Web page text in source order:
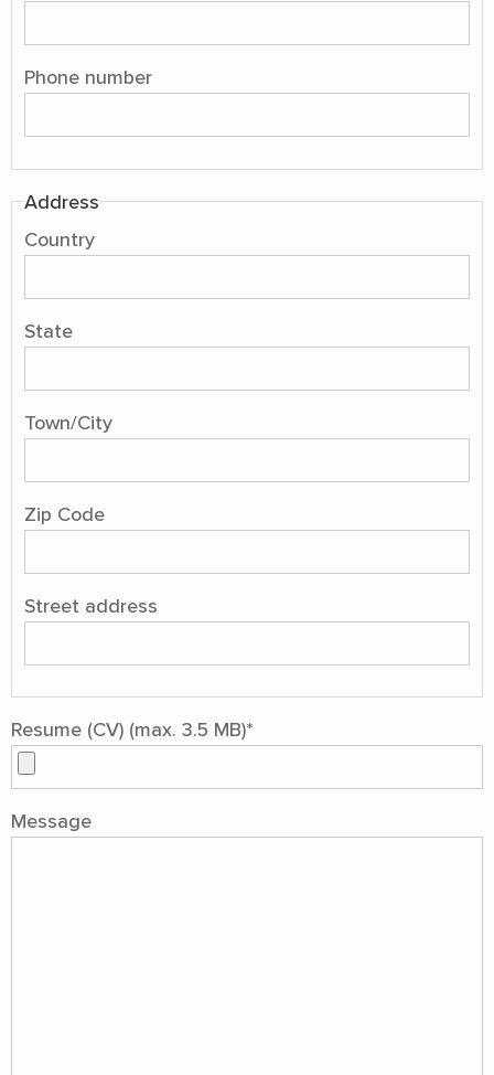
Phone number
Address
Country
State
Town/City
Zip Code
Street address
Resume (CV) (max. 3.5 MB)*
Message